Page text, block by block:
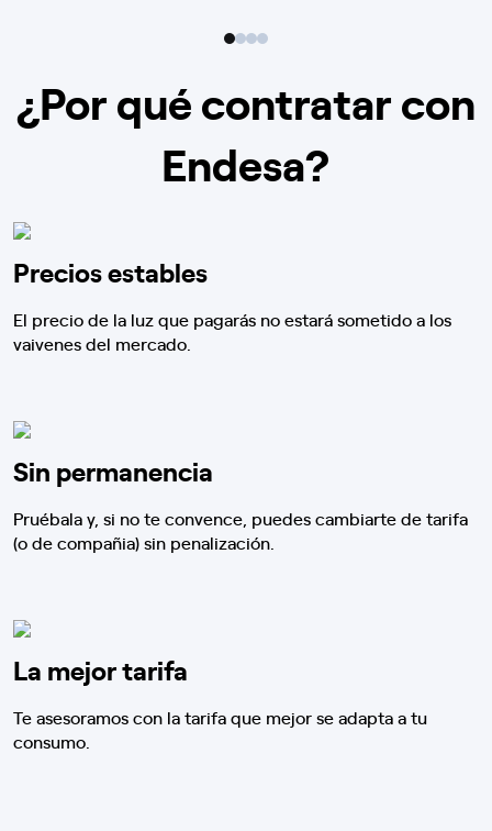
¿Por qué contratar con
Endesa?
Precios estables
El precio de la luz que pagarás no estará sometido a los
vaivenes del mercado.
Sin permanencia
Pruébala y, si no te convence, puedes cambiarte de tarifa
(o de compañia) sin penalización.
La mejor tarifa
Te asesoramos con la tarifa que mejor se adapta a tu
consumo.